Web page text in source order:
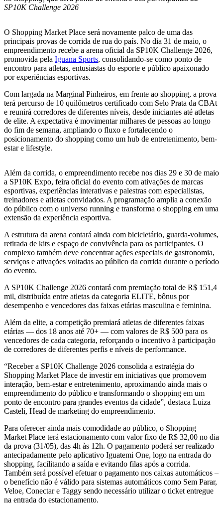
SP10K Challenge 2026
O Shopping Market Place será novamente palco de uma das
principais provas de corrida de rua do país. No dia 31 de maio, o
empreendimento recebe a arena oficial da SP10K Challenge 2026,
promovida pela Iguana Sports, consolidando-se como ponto de
encontro para atletas, entusiastas do esporte e público apaixonado
por experiências esportivas.
Com largada na Marginal Pinheiros, em frente ao shopping, a prova
terá percurso de 10 quilômetros certificado com Selo Prata da CBAt
e reunirá corredores de diferentes níveis, desde iniciantes até atletas
de elite. A expectativa é movimentar milhares de pessoas ao longo
do fim de semana, ampliando o fluxo e fortalecendo o
posicionamento do shopping como um hub de entretenimento, bem-
estar e lifestyle.
Além da corrida, o empreendimento recebe nos dias 29 e 30 de maio
a SP10K Expo, feira oficial do evento com ativações de marcas
esportivas, experiências interativas e palestras com especialistas,
treinadores e atletas convidados. A programação amplia a conexão
do público com o universo running e transforma o shopping em uma
extensão da experiência esportiva.
A estrutura da arena contará ainda com bicicletário, guarda-volumes,
retirada de kits e espaço de convivência para os participantes. O
complexo também deve concentrar ações especiais de gastronomia,
serviços e ativações voltadas ao público da corrida durante o período
do evento.
A SP10K Challenge 2026 contará com premiação total de R$ 151,4
mil, distribuída entre atletas da categoria ELITE, bônus por
desempenho e vencedores das faixas etárias masculina e feminina.
Além da elite, a competição premiará atletas de diferentes faixas
etárias — dos 18 anos até 70+ — com valores de R$ 500 para os
vencedores de cada categoria, reforçando o incentivo à participação
de corredores de diferentes perfis e níveis de performance.
“Receber a SP10K Challenge 2026 consolida a estratégia do
Shopping Market Place de investir em iniciativas que promovem
interação, bem-estar e entretenimento, aproximando ainda mais o
empreendimento do público e transformando o shopping em um
ponto de encontro para grandes eventos da cidade”, destaca Luiza
Casteli, Head de marketing do empreendimento.
Para oferecer ainda mais comodidade ao público, o Shopping
Market Place terá estacionamento com valor fixo de R$ 32,00 no dia
da prova (31/05), das 4h às 12h. O pagamento poderá ser realizado
antecipadamente pelo aplicativo Iguatemi One, logo na entrada do
shopping, facilitando a saída e evitando filas após a corrida.
Também será possível efetuar o pagamento nos caixas automáticos –
o benefício não é válido para sistemas automáticos como Sem Parar,
Veloe, Conectar e Taggy sendo necessário utilizar o ticket entregue
na entrada do estacionamento.